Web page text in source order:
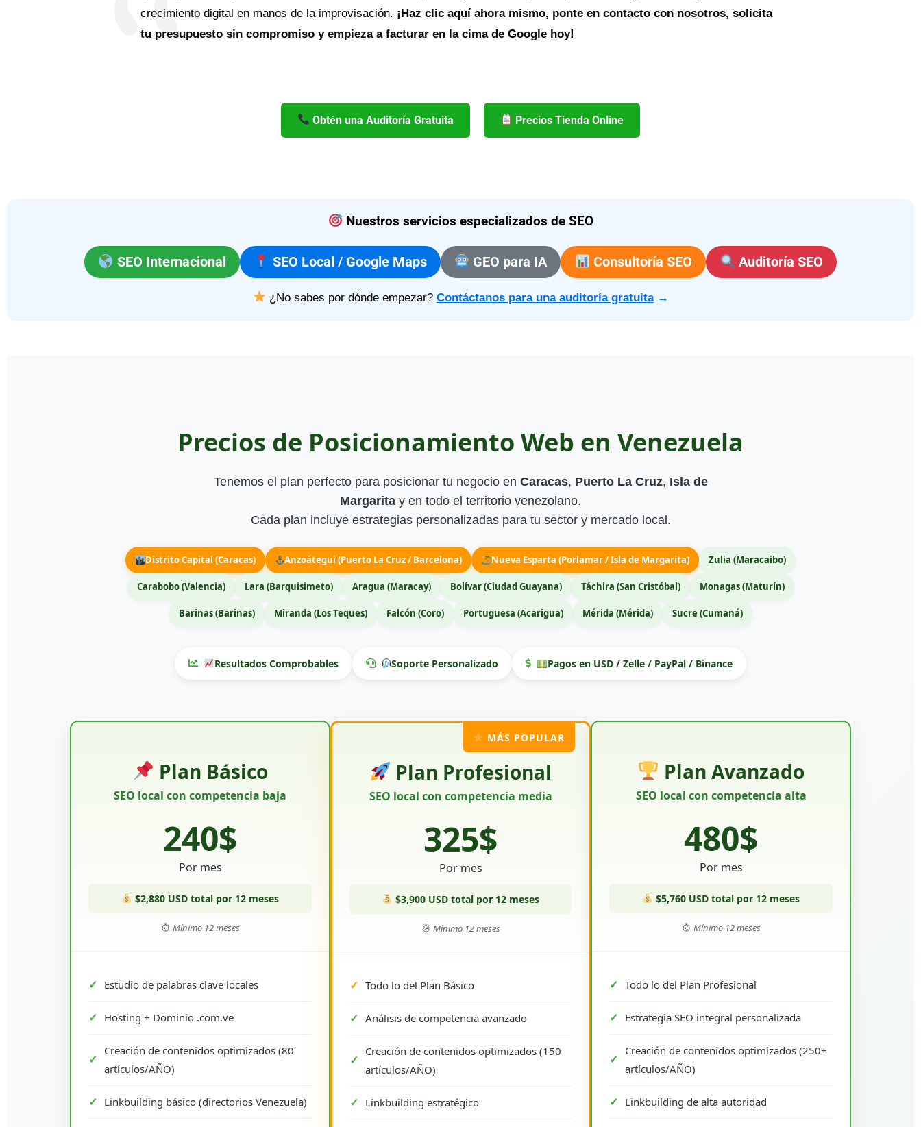
crecimiento digital en manos de la improvisación. ¡Haz clic aquí ahora mismo, ponte en contacto con nosotros, solicita
tu presupuesto sin compromiso y empieza a facturar en la cima de Google hoy!
Obtén una Auditoría Gratuita Precios Tienda Online
Nuestros servicios especializados de SEO
SEO Internacional SEO Local / Google Maps GEO para IA Consultoría SEO Auditoría SEO
¿No sabes por dónde empezar? Contáctanos para una auditoría gratuita→
Precios de Posicionamiento Web en Venezuela
Tenemos el plan perfecto para posicionar tu negocio en Caracas, Puerto La Cruz, Isla de
Margarita y en todo el territorio venezolano.
Cada plan incluye estrategias personalizadas para tu sector y mercado local.
Distrito Capital (Caracas) Anzoátegui (Puerto La Cruz / Barcelona) Nueva Esparta (Porlamar / Isla de Margarita) Zulia (Maracaibo)
Carabobo (Valencia) Lara (Barquisimeto) Aragua (Maracay) Bolívar (Ciudad Guayana) Táchira (San Cristóbal) Monagas (Maturín)
Barinas (Barinas) Miranda (Los Teques) Falcón (Coro) Portuguesa (Acarigua) Mérida (Mérida) Sucre (Cumaná)
Resultados Comprobables Soporte Personalizado Pagos en USD / Zelle / PayPal / Binance
Plan Básico
SEO local con competencia baja
240$
Por mes
$2,880 USD total por 12 meses
Mínimo 12 meses
Estudio de palabras clave locales
Hosting + Dominio .com.ve
Creación de contenidos optimizados (80
artículos/AÑO)
Linkbuilding básico (directorios Venezuela)
MÁS POPULAR
Plan Profesional
SEO local con competencia media
325$
Por mes
$3,900 USD total por 12 meses
Mínimo 12 meses
Todo lo del Plan Básico
Análisis de competencia avanzado
Creación de contenidos optimizados (150
artículos/AÑO)
Linkbuilding estratégico
Plan Avanzado
SEO local con competencia alta
480$
Por mes
$5,760 USD total por 12 meses
Mínimo 12 meses
Todo lo del Plan Profesional
Estrategia SEO integral personalizada
Creación de contenidos optimizados (250+
artículos/AÑO)
Linkbuilding de alta autoridad